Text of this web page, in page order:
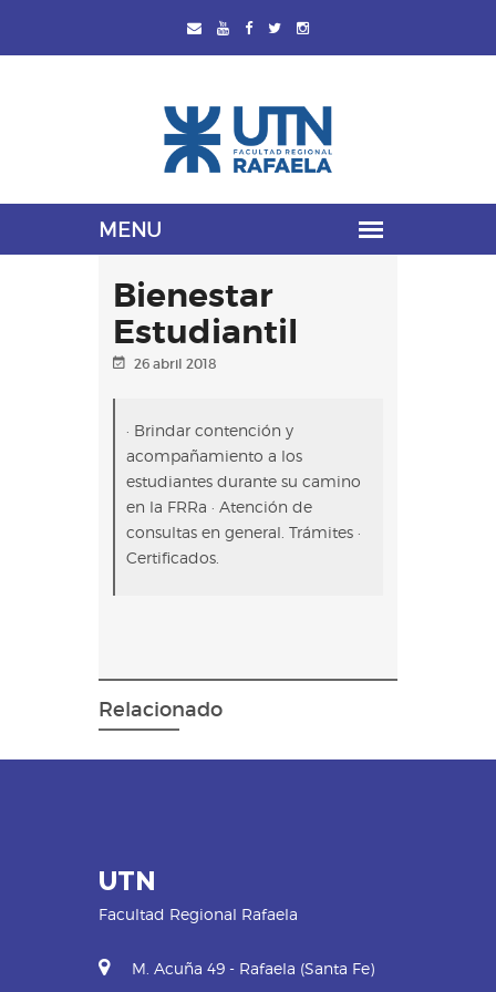
Bienestar
Estudiantil
26 abril 2018
· Brindar contención y
acompañamiento a los
estudiantes durante su camino
en la FRRa · Atención de
consultas en general. Trámites ·
Certificados.
Relacionado
UTN
Facultad Regional Rafaela
M. Acuña 49 - Rafaela (Santa Fe)